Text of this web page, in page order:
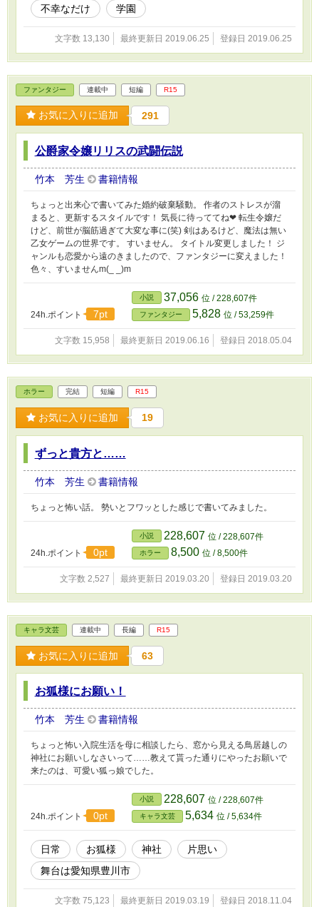
不幸なだけ 学園
文字数 13,130 最終更新日 2019.06.25 登録日 2019.06.25
ファンタジー 連載中 短編 R15
お気に入りに追加 291
公爵家令嬢リリスの武闘伝説
竹本 芳生 書籍情報
ちょっと出来心で書いてみた婚約破棄騒動。 作者のストレスが溜
まると、更新するスタイルです！ 気長に待っててね❤ 転生令嬢だ
けど、前世が脳筋過ぎて大変な事に(笑) 剣はあるけど、魔法は無い
乙女ゲームの世界です。 すいません。 タイトル変更しました！ ジ
ャンルも恋愛から遠のきましたので、ファンタジーに変えました！
色々、すいませんm(_ _)m
24h.ポイント 7pt
小説 37,056 位 / 228,607件
ファンタジー 5,828 位 / 53,259件
文字数 15,958 最終更新日 2019.06.16 登録日 2018.05.04
ホラー 完結 短編 R15
お気に入りに追加 19
ずっと貴方と……
竹本 芳生 書籍情報
ちょっと怖い話。 勢いとフワッとした感じで書いてみました。
24h.ポイント 0pt
小説 228,607 位 / 228,607件
ホラー 8,500 位 / 8,500件
文字数 2,527 最終更新日 2019.03.20 登録日 2019.03.20
キャラ文芸 連載中 長編 R15
お気に入りに追加 63
お狐様にお願い！
竹本 芳生 書籍情報
ちょっと怖い入院生活を母に相談したら、窓から見える鳥居越しの
神社にお願いしなさいって……教えて貰った通りにやったお願いで
来たのは、可愛い狐っ娘でした。
24h.ポイント 0pt
小説 228,607 位 / 228,607件
キャラ文芸 5,634 位 / 5,634件
日常 お狐様 神社
片思い
舞台は愛知県豊川市
文字数 75,123 最終更新日 2019.03.19 登録日 2018.11.04